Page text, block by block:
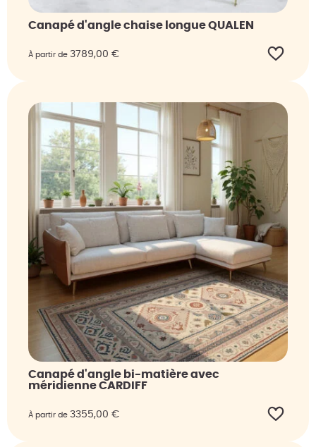
Canapé d'angle chaise longue QUALEN
À partir de 3789,00 €
Canapé d'angle bi-matière avec
méridienne CARDIFF
À partir de 3355,00 €